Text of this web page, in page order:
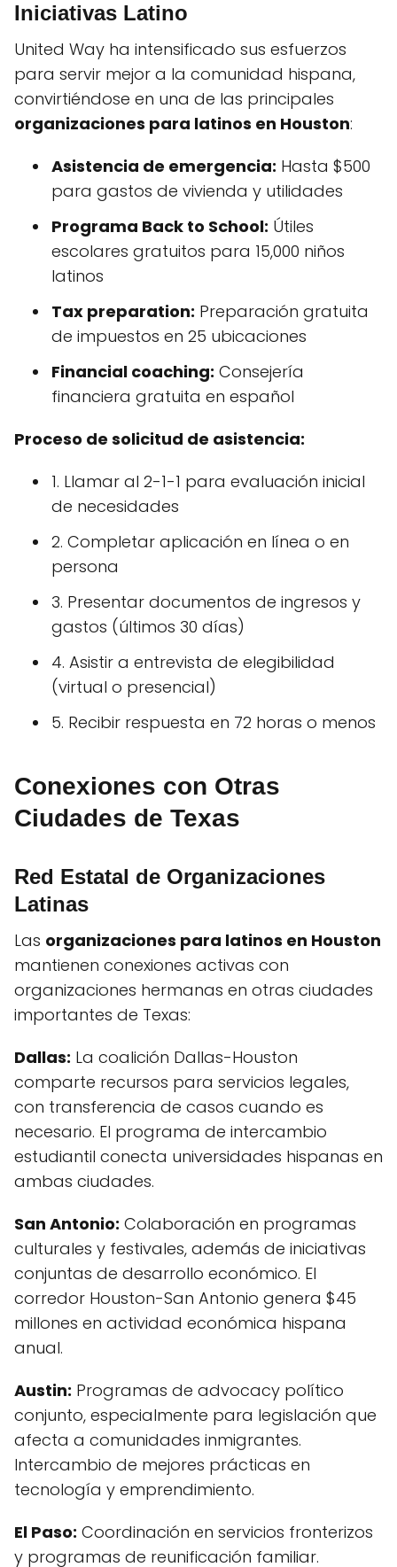
Iniciativas Latino
United Way ha intensificado sus esfuerzos
para servir mejor a la comunidad hispana,
convirtiéndose en una de las principales
organizaciones para latinos en Houston:
Asistencia de emergencia: Hasta $500
para gastos de vivienda y utilidades
Programa Back to School: Útiles
escolares gratuitos para 15,000 niños
latinos
Tax preparation: Preparación gratuita
de impuestos en 25 ubicaciones
Financial coaching: Consejería
financiera gratuita en español
Proceso de solicitud de asistencia:
1. Llamar al 2-1-1 para evaluación inicial
de necesidades
2. Completar aplicación en línea o en
persona
3. Presentar documentos de ingresos y
gastos (últimos 30 días)
4. Asistir a entrevista de elegibilidad
(virtual o presencial)
5. Recibir respuesta en 72 horas o menos
Conexiones con Otras
Ciudades de Texas
Red Estatal de Organizaciones
Latinas
Las organizaciones para latinos en Houston
mantienen conexiones activas con
organizaciones hermanas en otras ciudades
importantes de Texas:
Dallas: La coalición Dallas-Houston
comparte recursos para servicios legales,
con transferencia de casos cuando es
necesario. El programa de intercambio
estudiantil conecta universidades hispanas en
ambas ciudades.
San Antonio: Colaboración en programas
culturales y festivales, además de iniciativas
conjuntas de desarrollo económico. El
corredor Houston-San Antonio genera $45
millones en actividad económica hispana
anual.
Austin: Programas de advocacy político
conjunto, especialmente para legislación que
afecta a comunidades inmigrantes.
Intercambio de mejores prácticas en
tecnología y emprendimiento.
El Paso: Coordinación en servicios fronterizos
y programas de reunificación familiar.